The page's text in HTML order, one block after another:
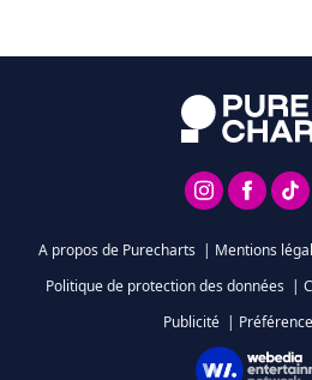
A propos de Purecharts | Mentions
Politique de protection des données |
Publicité |